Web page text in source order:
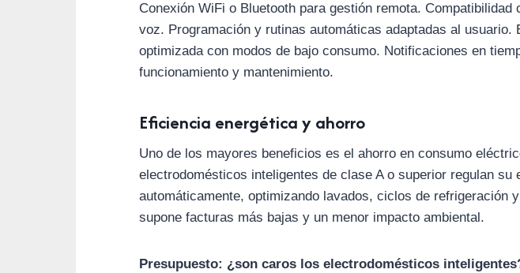
Conexión WiFi o Bluetooth para gestión remota. Compatibilidad
voz. Programación y rutinas automáticas adaptadas al usuario.
optimizada con modos de bajo consumo. Notificaciones en
funcionamiento y mantenimiento.
Eficiencia energética y ahorro
Uno de los mayores beneficios es el ahorro en consumo
electrodomésticos inteligentes de clase A o superior regulan su
automáticamente, optimizando lavados, ciclos de refrigeración
supone facturas más bajas y un menor impacto ambiental.
Presupuesto: ¿son caros los electrodomésticos